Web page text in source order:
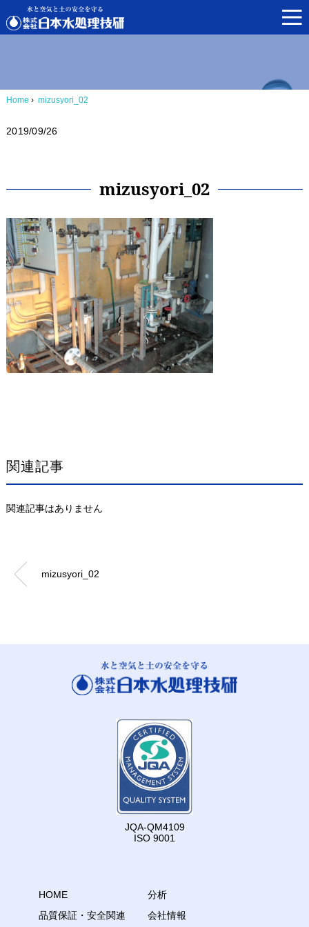
Home › mizusyori_02
2019/09/26
mizusyori_02
関連記事
関連記事はありません
mizusyori_02
JQA-QM4109
ISO 9001
HOME
品質保証・安全関連
分析
会社情報